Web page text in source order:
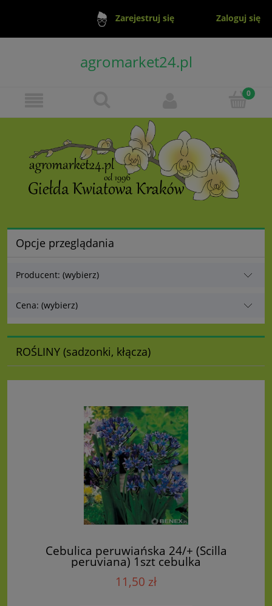
Zarejestruj się Zaloguj się
agromarket24.pl
Opcje przeglądania
Producent: (wybierz)
Cena: (wybierz)
ROŚLINY (sadzonki, kłącza)
Cebulica peruwiańska 24/+ (Scilla
peruviana) 1szt cebulka
11,50 zł